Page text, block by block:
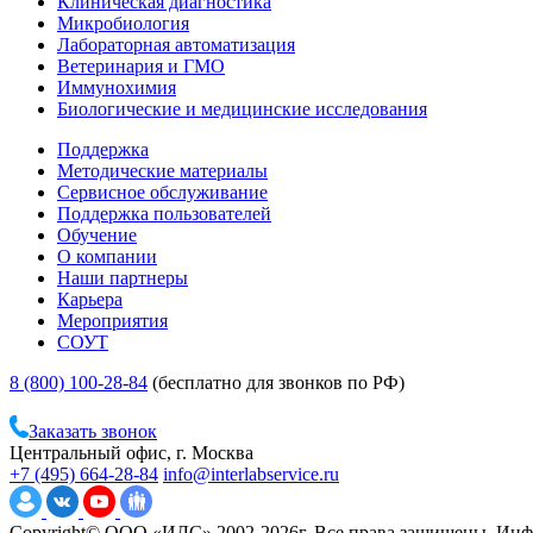
Микробиология
Лабораторная автоматизация
Ветеринария и ГМО
Иммунохимия
Биологические и медицинские исследования
Поддержка
Методические материалы
Сервисное обслуживание
Поддержка пользователей
Обучение
О компании
Наши партнеры
Карьера
Мероприятия
СОУТ
8 (800) 100-28-84 (бесплатно для звонков по РФ)
Заказать звонок
Центральный офис, г. Москва
+7 (495) 664-28-84 info@interlabservice.ru